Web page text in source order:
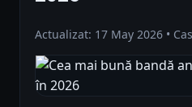
Actualizat: 17 May 2026 •